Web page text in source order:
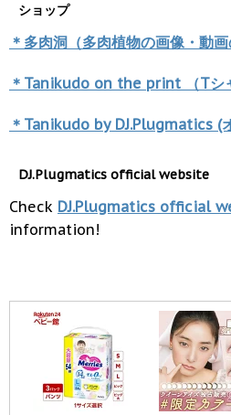
ショップ
＊多肉洞（多肉植物の画像・動画
＊Tanikudo on the print （Tシ
＊Tanikudo by DJ.Plugmatics (
DJ.Plugmatics official website
Check DJ.Plugmatics official
information!